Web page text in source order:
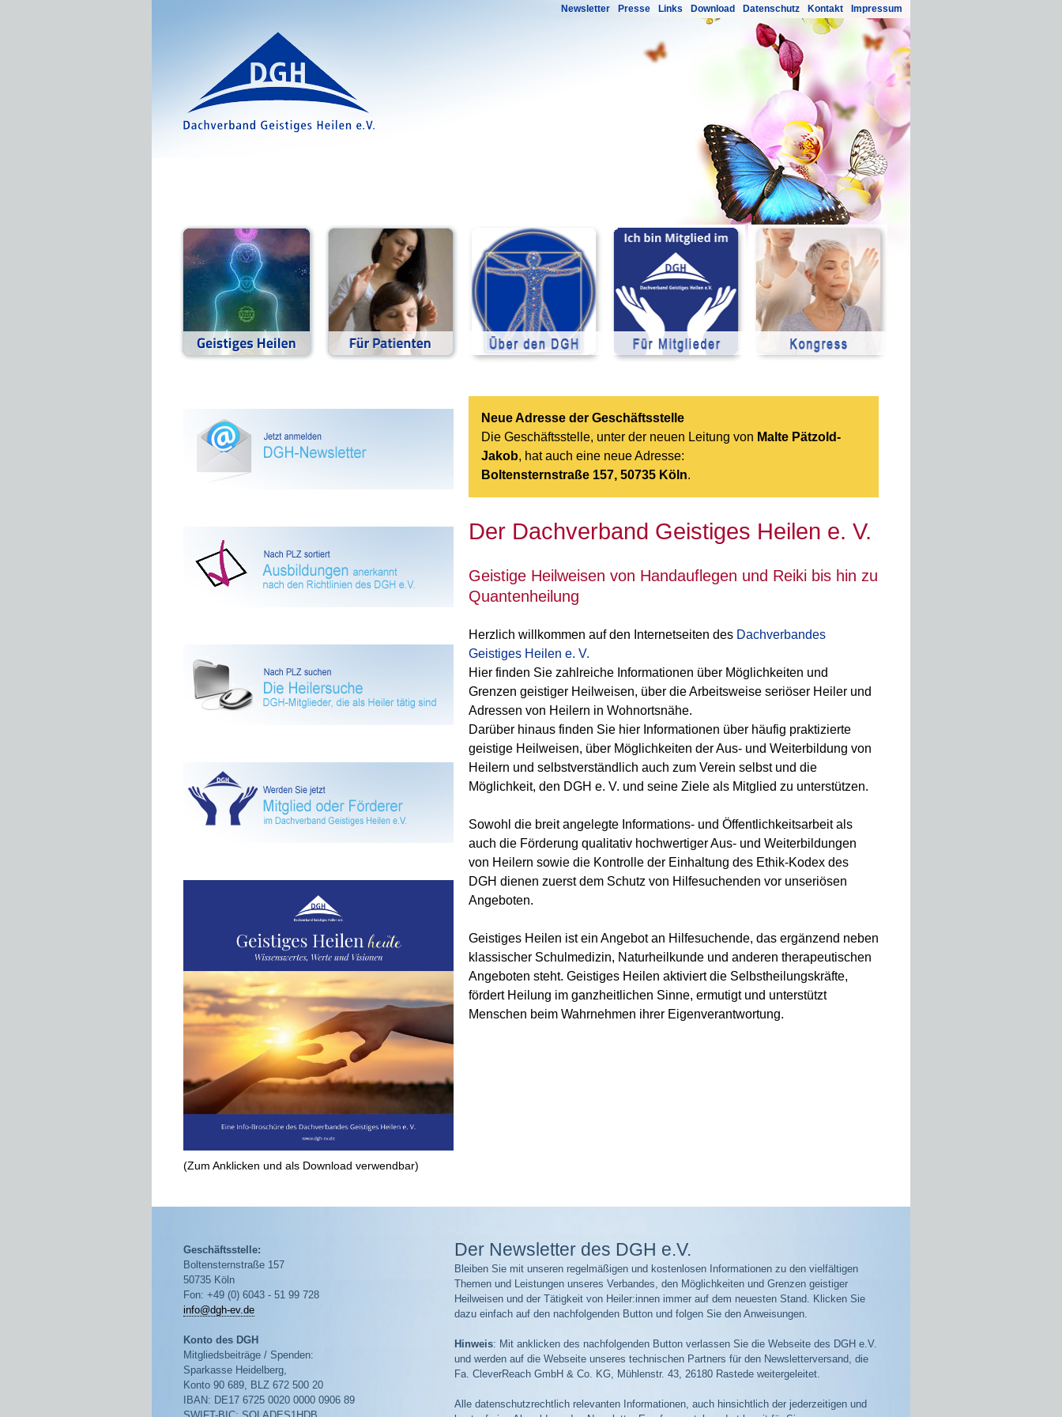
Newsletter Presse Links Download Datenschutz Kontakt Impressum
(Zum Anklicken und als Download verwendbar)
Neue Adresse der Geschäftsstelle
Die Geschäftsstelle, unter der neuen Leitung von Malte Pätzold-
Jakob, hat auch eine neue Adresse:
Boltensternstraße 157, 50735 Köln.
Der Dachverband Geistiges Heilen e. V.
Geistige Heilweisen von Handauflegen und Reiki bis hin zu
Quantenheilung
Herzlich willkommen auf den Internetseiten des Dachverbandes
Geistiges Heilen e. V.
Hier finden Sie zahlreiche Informationen über Möglichkeiten und
Grenzen geistiger Heilweisen, über die Arbeitsweise seriöser Heiler und
Adressen von Heilern in Wohnortsnähe.
Darüber hinaus finden Sie hier Informationen über häufig praktizierte
geistige Heilweisen, über Möglichkeiten der Aus- und Weiterbildung von
Heilern und selbstverständlich auch zum Verein selbst und die
Möglichkeit, den DGH e. V. und seine Ziele als Mitglied zu unterstützen.
Sowohl die breit angelegte Informations- und Öffentlichkeitsarbeit als
auch die Förderung qualitativ hochwertiger Aus- und Weiterbildungen
von Heilern sowie die Kontrolle der Einhaltung des Ethik-Kodex des
DGH dienen zuerst dem Schutz von Hilfesuchenden vor unseriösen
Angeboten.
Geistiges Heilen ist ein Angebot an Hilfesuchende, das ergänzend neben
klassischer Schulmedizin, Naturheilkunde und anderen therapeutischen
Angeboten steht. Geistiges Heilen aktiviert die Selbst­heilungs­kräfte,
fördert Heilung im ganz­heit­lichen Sinne, ermutigt und unterstützt
Menschen beim Wahrnehmen ihrer Eigenverantwortung.
Der Newsletter des DGH e.V.
Bleiben Sie mit unseren regelmäßigen und kostenlosen Informationen zu den vielfältigen
Themen und Leistungen unseres Verbandes, den Möglichkeiten und Grenzen geistiger
Heilweisen und der Tätigkeit von Heiler:innen immer auf dem neuesten Stand. Klicken Sie
dazu einfach auf den nachfolgenden Button und folgen Sie den Anweisungen.
Hinweis: Mit anklicken des nachfolgenden Button verlassen Sie die Webseite des DGH e.V.
und werden auf die Webseite unseres technischen Partners für den Newsletterversand, die
Fa. CleverReach GmbH & Co. KG, Mühlenstr. 43, 26180 Rastede weitergeleitet.
Alle datenschutzrechtlich relevanten Informationen, auch hinsichtlich der jederzeitigen und
Geschäftsstelle:
Boltensternstraße 157
50735 Köln
Fon: +49 (0) 6043 - 51 99 728
info@dgh-ev.de
Konto des DGH
Mitgliedsbeiträge / Spenden:
Sparkasse Heidelberg,
Konto 90 689, BLZ 672 500 20
IBAN: DE17 6725 0020 0000 0906 89